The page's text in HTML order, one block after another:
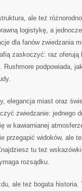
ale też
logistykę, a
dla fanów zwiedzania
zaskoczyć: raz
podpowiada,
elegancja miast oraz
zwiedzanie: jednego
w kawiarnianej
przegapić widoków, ale
tu też
rozsądku.
ale też bogata historia.